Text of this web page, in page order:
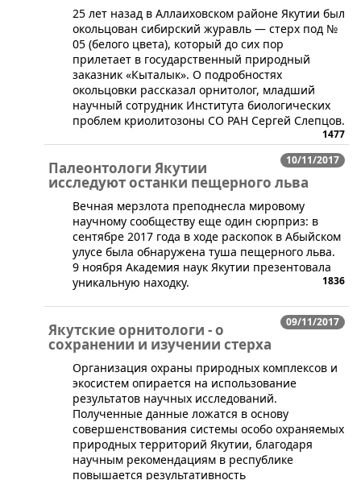
25 лет назад в Аллаиховском районе Якутии был
окольцован сибирский журавль — стерх под №
05 (белого цвета), который до сих пор
прилетает в государственный природный
заказник «Кыталык». О подробностях
окольцовки рассказал орнитолог, младший
научный сотрудник Института биологических
проблем криолитозоны СО РАН Сергей Слепцов.
1477
10/11/2017
Палеонтологи Якутии
исследуют останки пещерного льва
​Вечная мерзлота преподнесла мировому
научному сообществу еще один сюрприз: в
сентябре 2017 года в ходе раскопок в Абыйском
улусе была обнаружена туша пещерного льва.
9 ноября Академия наук Якутии презентовала
уникальную находку.
1836
09/11/2017
Якутские орнитологи - о
сохранении и изучении стерха
​Организация охраны природных комплексов и
экосистем опирается на использование
результатов научных исследований.
Полученные данные ложатся в основу
совершенствования системы особо охраняемых
природных территорий Якутии, благодаря
научным рекомендациям в республике
повышается результативность